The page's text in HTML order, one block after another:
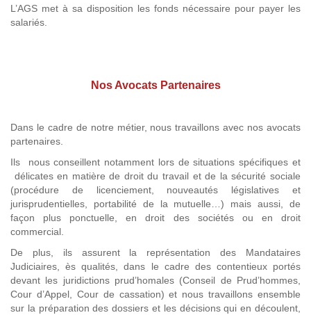
L’AGS met à sa disposition les fonds nécessaire pour payer les
salariés.
Nos Avocats Partenaires
Dans le cadre de notre métier, nous travaillons avec nos avocats
partenaires.
Ils nous conseillent notamment lors de situations spécifiques et
délicates en matière de droit du travail et de la sécurité sociale
(procédure de licenciement, nouveautés législatives et
jurisprudentielles, portabilité de la mutuelle…) mais aussi, de
façon plus ponctuelle, en droit des sociétés ou en droit
commercial.
De plus, ils assurent la représentation des Mandataires
Judiciaires, ès qualités, dans le cadre des contentieux portés
devant les juridictions prud’homales (Conseil de Prud’hommes,
Cour d’Appel, Cour de cassation) et nous travaillons ensemble
sur la préparation des dossiers et les décisions qui en découlent,